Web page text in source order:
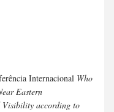
Internacional Who
Eastern
Visibility according to